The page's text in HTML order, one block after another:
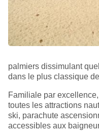
palmiers dissimulant
dans le plus classique
Familiale par
toutes les attractions
ski, parachute
accessibles aux